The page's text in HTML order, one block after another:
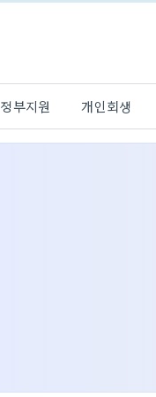
정부지원 개인회생